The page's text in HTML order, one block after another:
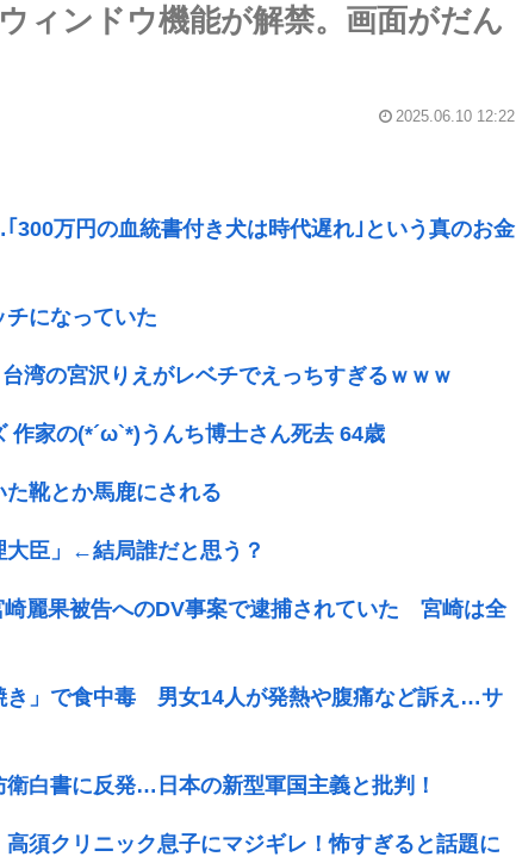
ィンドウ機能が解禁。画面がだん
2025.06.10 12:22
300万円の血統書付き犬は時代遅れ｣という真のお金
チになっていた
湾の宮沢りえがレベチでえっちすぎるｗｗｗ
作家の(*´ω`*)うんち博士さん死去 64歳
靴とか馬鹿にされる
大臣」←結局誰だと思う？
崎麗果被告へのDV事案で逮捕されていた 宮崎は全
き」で食中毒 男女14人が発熱や腹痛など訴え…サ
衛白書に反発…日本の新型軍国主義と批判！
高須クリニック息子にマジギレ！怖すぎると話題に